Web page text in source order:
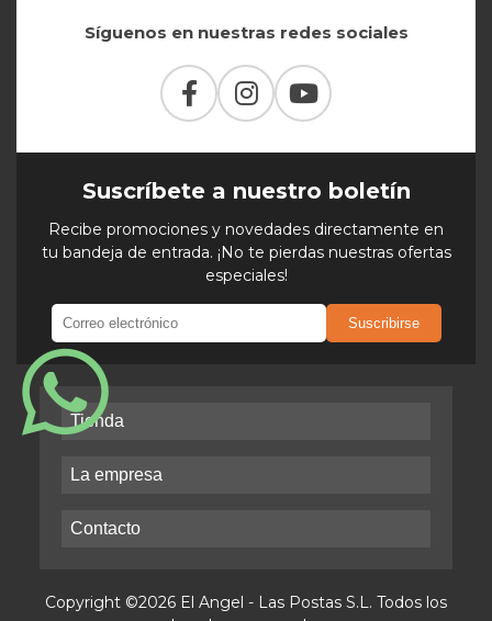
Síguenos en nuestras redes sociales
Suscríbete a nuestro boletín
Recibe promociones y novedades directamente en
tu bandeja de entrada. ¡No te pierdas nuestras ofertas
especiales!
Suscribirse
Tienda
La empresa
Contacto
Copyright ©2026 El Angel - Las Postas S.L. Todos los